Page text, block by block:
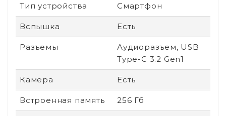
Тип устройства Смартфон
Вспышка Есть
Разъемы
Аудиоразъем, USB
Type-C 3.2 Gen1
Камера Есть
Встроенная память 256 Гб